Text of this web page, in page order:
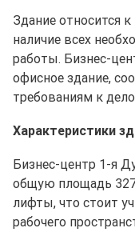
Здание относится
наличие всех
работы. Бизнес-
офисное здание,
требованиям к
Характеристики
Бизнес-центр 1-я
общую площадь
лифты, что стоит
рабочего